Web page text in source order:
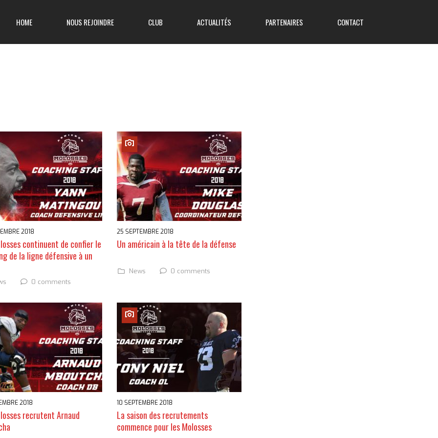
HOME NOUS REJOINDRE CLUB ACTUALITÉS PARTENAIRES CONTACT
2018
continuent de confier le
de la ligne défensive à un
0 comments
25 SEPTEMBRE 2018
Un américain à la tête de la défense
News 0 comments
2018
recrutent Arnaud
10 SEPTEMBRE 2018
La saison des recrutements
commence pour les Molosses